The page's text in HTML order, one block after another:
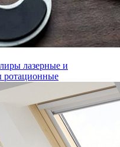
лазерные и
ротационные